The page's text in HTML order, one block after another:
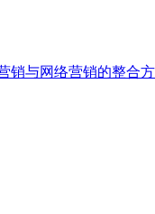
销与网络营销的整合